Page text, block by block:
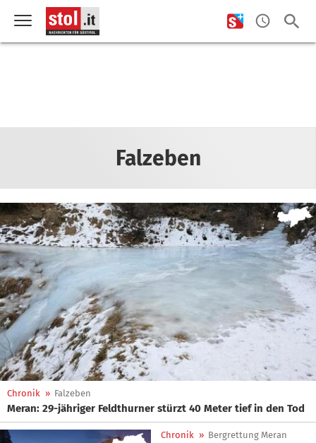
Falzeben
Chronik » Falzeben
Meran: 29-jähriger Feldthurner stürzt 40 Meter tief in den Tod
Chronik » Bergrettung Meran